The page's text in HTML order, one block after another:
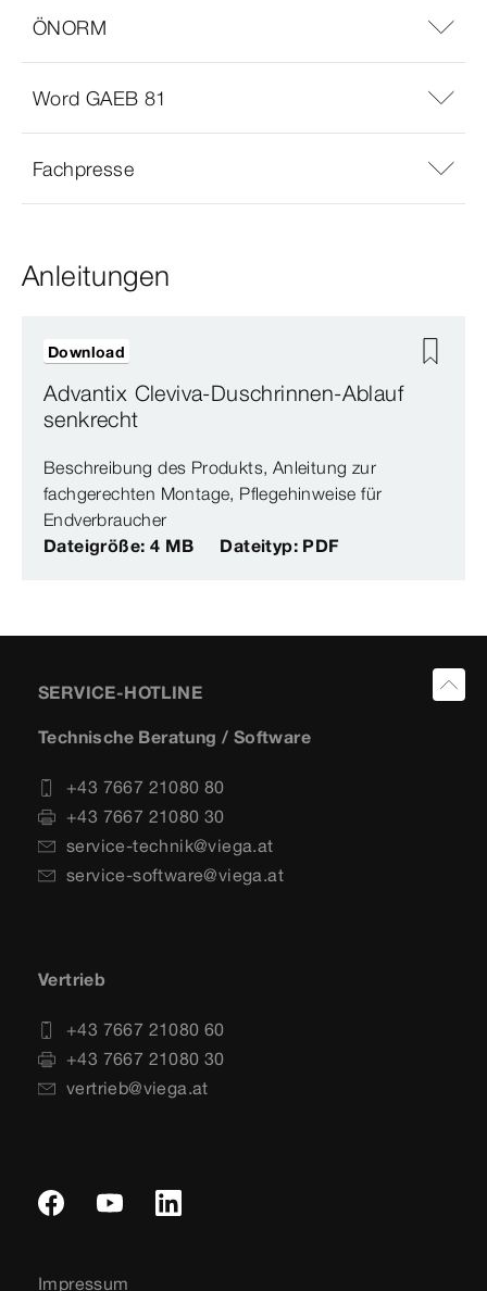
ÖNORM
Word GAEB 81
Fachpresse
Anleitungen
Advantix Cleviva-Duschrinnen-Ablauf
senkrecht
Beschreibung des Produkts, Anleitung zur
fachgerechten Montage, Pflegehinweise für
Endverbraucher
Dateigröße: 4 MB
Dateityp: PDF
Download
SERVICE-HOTLINE
Technische Beratung / Software
+43 7667 21080 80
+43 7667 21080 30
service-technik@viega.at
service-software@viega.at
Vertrieb
+43 7667 21080 60
+43 7667 21080 30
vertrieb@viega.at
Impressum